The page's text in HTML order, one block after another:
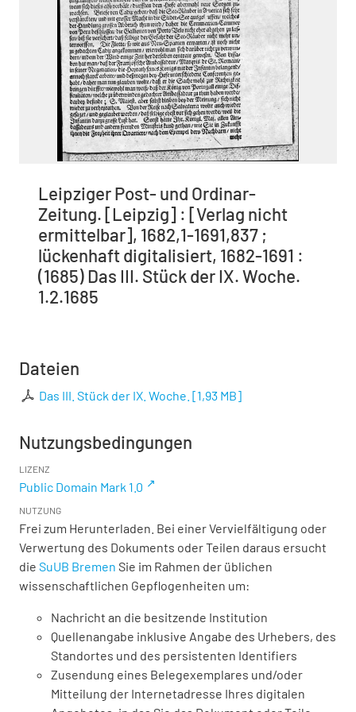
Leipziger Post- und Ordinar-
Zeitung. [Leipzig] : [Verlag nicht
ermittelbar], 1682,1-1691,837 ;
lückenhaft digitalisiert, 1682-1691 :
(1685) Das III. Stück der IX. Woche.
1.2.1685
Dateien
Das III. Stück der IX. Woche. [1,93 MB]
Nutzungsbedingungen
LIZENZ
Public Domain Mark 1.0
NUTZUNG
Frei zum Herunterladen. Bei einer Vervielfältigung oder
Verwertung des Dokuments oder Teilen daraus ersucht
die SuUB Bremen Sie im Rahmen der üblichen
wissenschaftlichen Gepflogenheiten um:
Nachricht an die besitzende Institution
Quellenangabe inklusive Angabe des Urhebers, des
Standortes und des persistenten Identifiers
Zusendung eines Belegexemplares und/oder
Mitteilung der Internetadresse Ihres digitalen